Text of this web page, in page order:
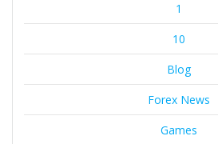
1
10
Blog
Forex News
Games